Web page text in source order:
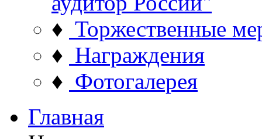
♦ Торжественные
♦ Награждения
♦ Фотогалерея
Главная